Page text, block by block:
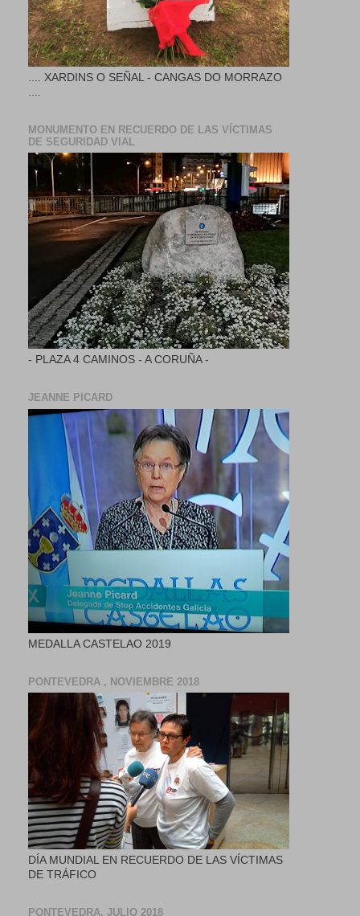
.... XARDINS O SEÑAL - CANGAS DO MORRAZO
MONUMENTO EN RECUERDO DE LAS VÍCTIMAS
DE SEGURIDAD VIAL
- PLAZA 4 CAMINOS - A CORUÑA -
JEANNE PICARD
MEDALLA CASTELAO 2019
PONTEVEDRA , NOVIEMBRE 2018
DÍA MUNDIAL EN RECUERDO DE LAS VÍCTIMAS
DE TRÁFICO
PONTEVEDRA, JULIO 2018